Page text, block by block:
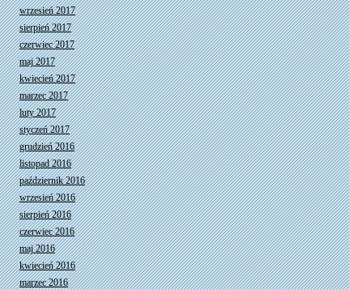
wrzesień 2017
sierpień 2017
czerwiec 2017
maj 2017
kwiecień 2017
marzec 2017
luty 2017
styczeń 2017
grudzień 2016
listopad 2016
październik 2016
wrzesień 2016
sierpień 2016
czerwiec 2016
maj 2016
kwiecień 2016
marzec 2016